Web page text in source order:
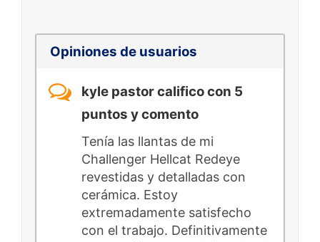
Opiniones de usuarios
kyle pastor califico con 5
puntos y comento
Tenía las llantas de mi
Challenger Hellcat Redeye
revestidas y detalladas con
cerámica. Estoy
extremadamente satisfecho
con el trabajo. Definitivamente